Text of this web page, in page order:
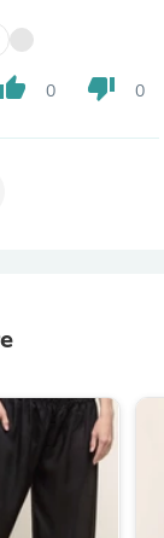
thumb_up 0 thumb_down 0